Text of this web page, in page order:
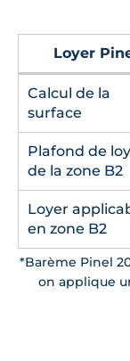
Loyer
Calcul de la
surface
Plafond de
de la zone B2
Loyer
en zone B2
*Barème Pinel
on applique